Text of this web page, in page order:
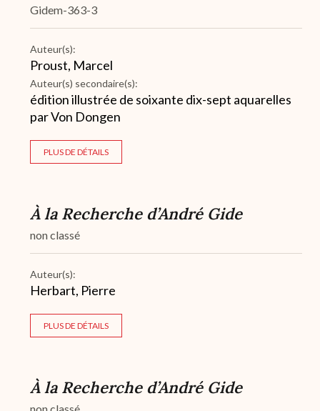
Gidem-363-3
Auteur(s):
Proust, Marcel
Auteur(s) secondaire(s):
édition illustrée de soixante dix-sept aquarelles
par Von Dongen
PLUS DE DÉTAILS
À la Recherche d’André Gide
non classé
Auteur(s):
Herbart, Pierre
PLUS DE DÉTAILS
À la Recherche d’André Gide